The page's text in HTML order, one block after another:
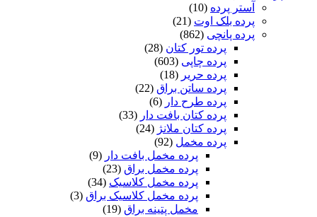
آستر پرده
پرده بلک اوت (21)
پرده پانچی
(862)
پرده تور کتان (28)
پرده چاپی
(603)
پرده حریر
(18)
پرده ساتن براق (22)
پرده طرح دار (6)
پرده کتان بافت دار (33)
پرده کتان ملانژ (24)
پرده مخمل (92)
پرده مخمل بافت دار (9)
پرده مخمل براق (23)
پرده مخمل کلاسیک (34)
پرده مخمل کلاسیک براق (3)
مخمل پتینه براق